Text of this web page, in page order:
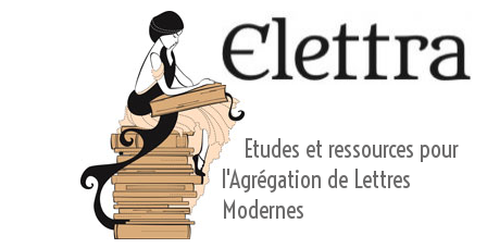
Etudes et ressources pour
l'Agrégation de Lettres
Modernes